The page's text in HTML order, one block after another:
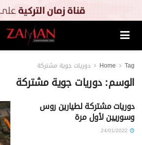
Home Tag دوريات جوية مشتركة
الوسم:دوريات جوية مشتركة
دوريات مشتركة لطيارين روس
وسوريين لأول مرة